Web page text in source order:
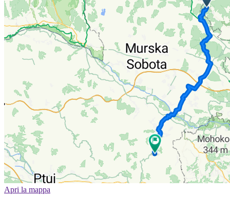
Apri la mappa